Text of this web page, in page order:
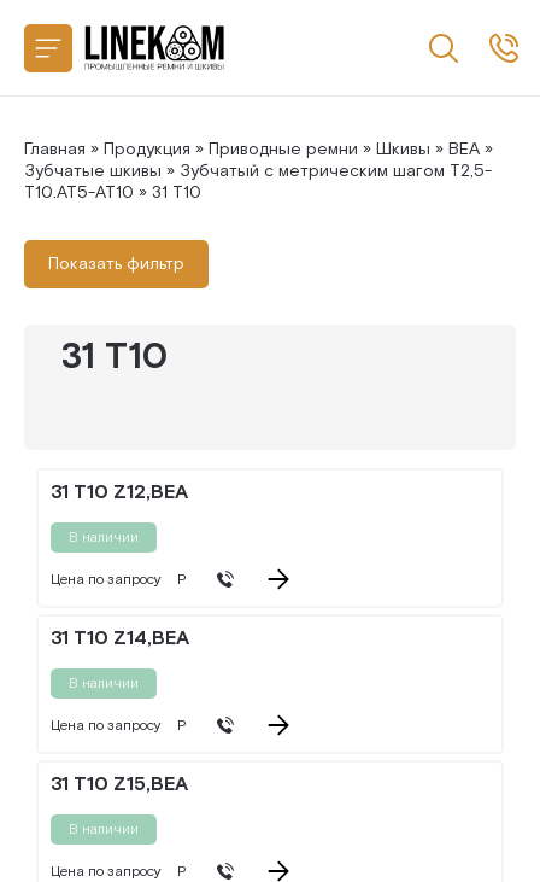
Главная » Продукция » Приводные ремни » Шкивы » BEA »
Зубчатые шкивы » Зубчатый с метрическим шагом T2,5-
T10.AT5-AT10 » 31 T10
Показать фильтр
31 T10
31 T10 Z12,BEA
В наличии
Цена по запросу Р
31 T10 Z14,BEA
В наличии
Цена по запросу Р
31 T10 Z15,BEA
В наличии
Цена по запросу Р
Назад
SANLUX
MITSUBOSHI